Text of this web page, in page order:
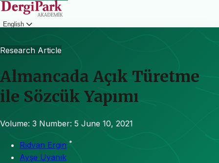
English
Research Article
Almancada Açık Türetme
ile Sözcük Yapımı
Volume: 3 Number: 5 June 10, 2021
Rıdvan Ergin *
Ayşe Uyanık